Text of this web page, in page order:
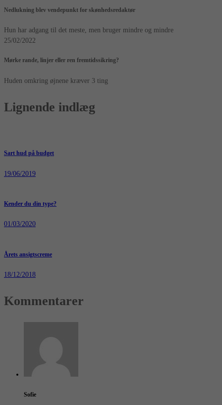
Nedlukning blev vendepunkt for skønhedsredaktør
Hun har adgang til det meste, men bruger mindre og mindre
25/02/2022
Mørke rande, linjer eller ren fremtidssikring?
Huden omkring øjnene kræver 3 ting
Lignende indlæg
Sart hud på budget
19/06/2019
Kender du din type?
01/03/2020
Årets ansigtscreme
18/12/2018
Kommentarer
Sofie